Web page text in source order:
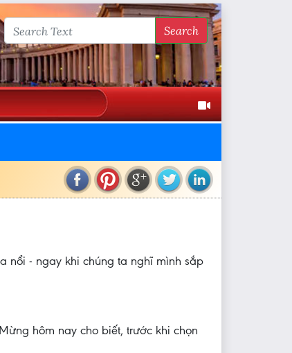
Search
nổi - ngay khi chúng ta nghĩ mình sắp
hôm nay cho biết, trước khi chọn